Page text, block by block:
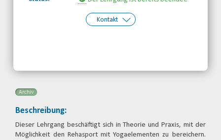
Kontakt
Archiv
Beschreibung:
Dieser Lehrgang beschäftigt sich in Theorie und Praxis, mit der
Möglichkeit den Rehasport mit Yogaelementen zu bereichern.